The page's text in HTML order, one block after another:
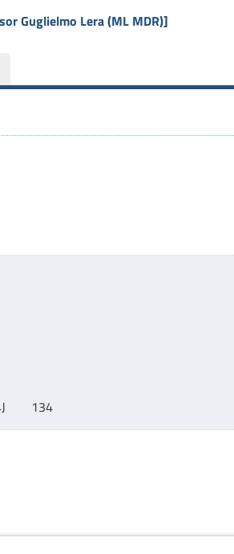
Guglielmo Lera (ML MDR)]
134